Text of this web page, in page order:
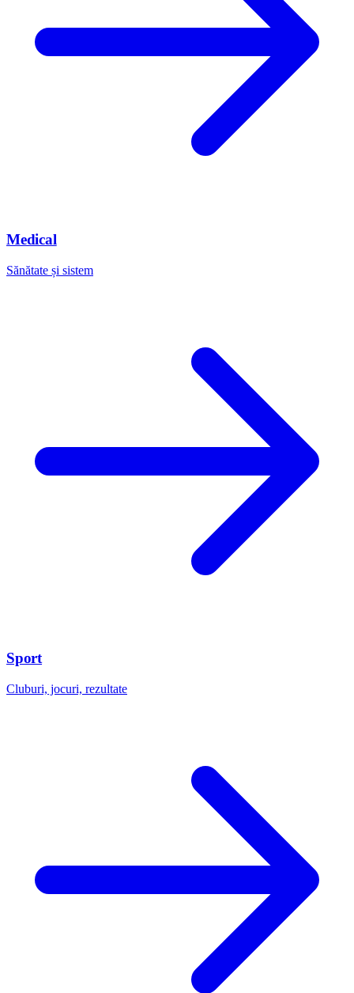
Medical
Sănătate și sistem
Sport
Cluburi, jocuri, rezultate